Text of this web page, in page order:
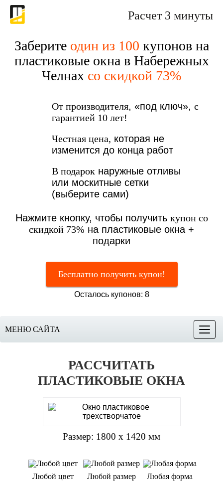
Расчет 3 минуты
Заберите один из 100 купонов на
пластиковые окна в Набережных
Челнах со скидкой 73%
От производителя, «под ключ», с
гарантией 10 лет!
Честная цена, которая не
изменится до конца работ
В подарок наружные отливы
или москитные сетки
(выберите сами)
Нажмите кнопку, чтобы получить купон со
скидкой 73% на пластиковые окна +
подарки
Бесплатно получить купон!
Осталось купонов: 8
Меню
МЕНЮ САЙТА
РАССЧИТАТЬ
ПЛАСТИКОВЫЕ ОКНА
Размер: 1800 х 1420 мм
Любой цвет Любой размер Любая форма